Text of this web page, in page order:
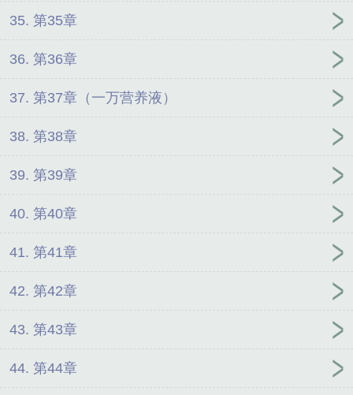
35. 第35章
36. 第36章
37. 第37章（一万营养液）
38. 第38章
39. 第39章
40. 第40章
41. 第41章
42. 第42章
43. 第43章
44. 第44章